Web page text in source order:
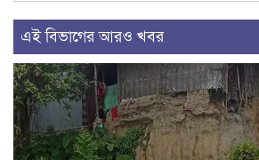
এই বিভাগের আরও খবর